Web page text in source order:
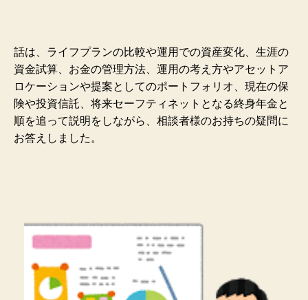
話は、ライフプランの比較や運用での資産変化、生涯の
資金試算、お金の管理方法、運用の考え方やアセットア
ロケーションや提案としてのポートフォリオ、現在の保
険や投資信託、将来セーフティネットとなる終身年金と
順を追って説明をしながら、相談者様のお持ちの疑問に
お答えしました。